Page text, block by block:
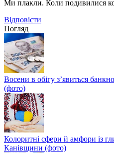
Ми плакли. Коли подивилися
Відповіcти
Погляд
Восени в обігу з’явиться
(фото)
Колоритні сфери й амфори із
Канівщини (фото)